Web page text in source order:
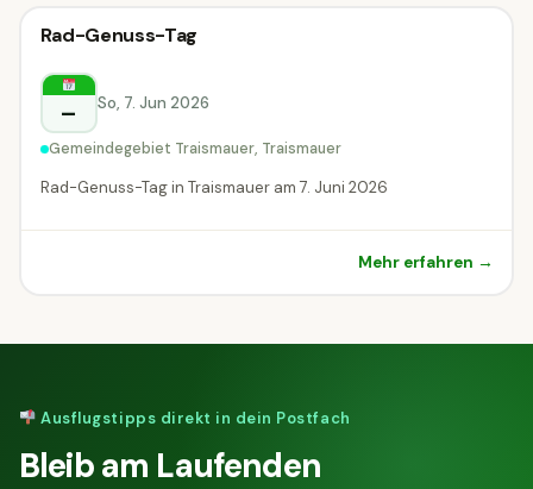
Radveranstaltung
Traismauer
Radveranstaltung
Rad-Genuss-Tag
– So, 7. Jun 2026
Gemeindegebiet Traismauer, Traismauer
Rad-Genuss-Tag in Traismauer am 7. Juni 2026
Mehr erfahren →
Ausflugstipps direkt in dein Postfach
Bleib am Laufenden